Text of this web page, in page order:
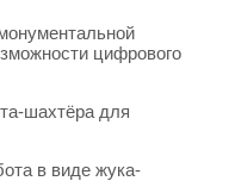
цифрового
шахтёра для
в виде жука-